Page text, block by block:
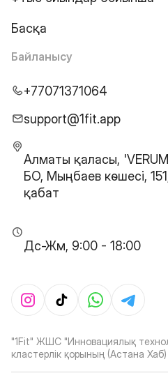
Басқа
Байланысу
+77071371064
support@1fit.app
Алматы қаласы,
БО, Мыңбаев көшесі,
қабат
Дс-Жм, 9:00 - 18:00
"1Fit" ЖШС "Инновациялық
кластерлік қорының (Астана